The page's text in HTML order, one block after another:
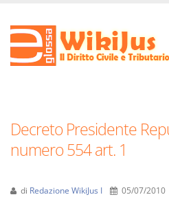
Decreto Presidente
numero 554 art. 1
di Redazione WikiJus I 05/07/2010